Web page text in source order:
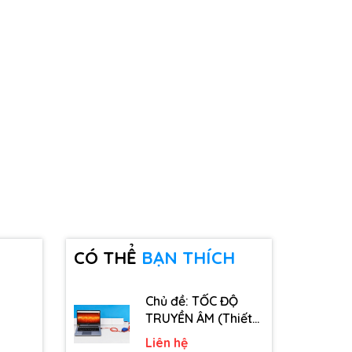
CÓ THỂ BẠN THÍCH
Chủ đề: TỐC ĐỘ
TRUYỀN ÂM (Thiết
bị, dụng cụ, vật tư
Liên hệ